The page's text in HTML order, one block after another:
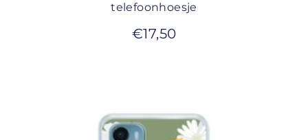
telefoonhoesje
€17,50